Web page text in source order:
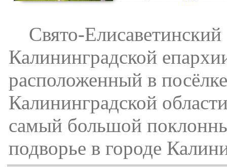
Свято-
Калининградской
расположенный в
Калининградской
самый большой
подворье в городе